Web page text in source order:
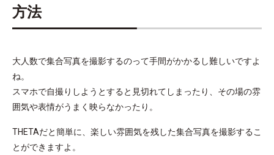
方法
大人数で集合写真を撮影するのって手間がかかるし難しいですよ
ね。
スマホで自撮りしようとすると見切れてしまったり、その場の雰
囲気や表情がうまく映らなかったり。
THETAだと簡単に、楽しい雰囲気を残した集合写真を撮影するこ
とができますよ。